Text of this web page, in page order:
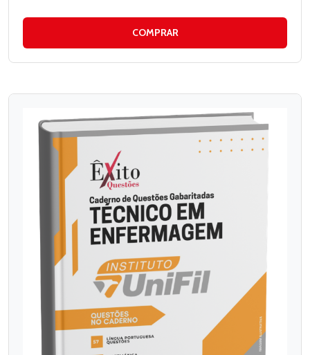
COMPRAR